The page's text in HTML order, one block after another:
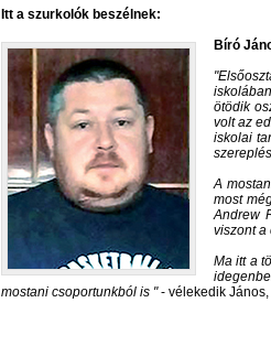
Itt a szurkolók beszélnek:
Bíró
ötödik
volt az
iskolai
A
most
Andrew
viszont a
Ma itt a
mostani csoportunkból is - vélekedik